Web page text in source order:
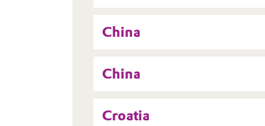
China
China
Croatia